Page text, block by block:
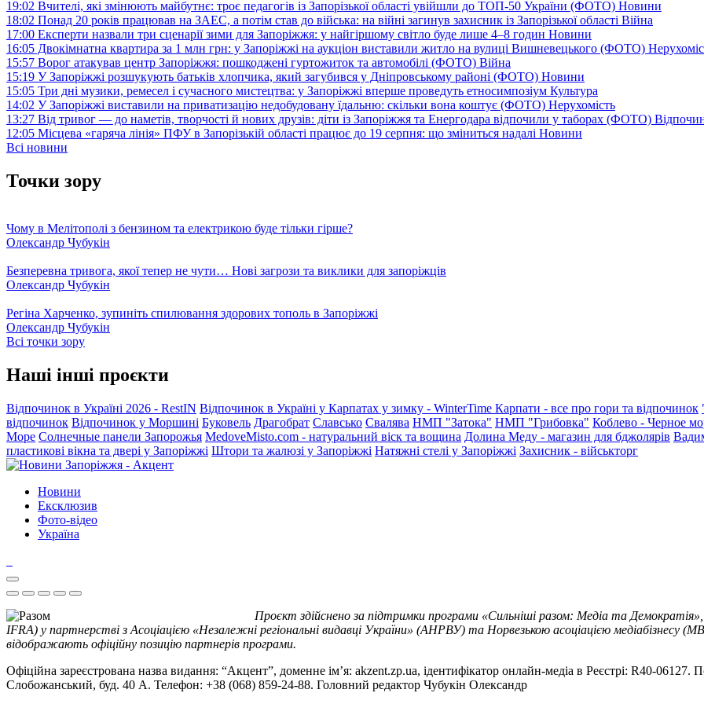
19:02 Вчителі, які змінюють майбутнє: троє педагогів із Запорізької області увійшли до ТОП-50 України (ФОТО) Новини
18:02 Понад 20 років працював на ЗАЕС, а потім став до війська: на війні загинув захисник із Запорізької області Війна
17:00 Експерти назвали три сценарії зими для Запоріжжя: у найгіршому світло буде лише 4–8 годин Новини
16:05 Двокімнатна квартира за 1 млн грн: у Запоріжжі на аукціон виставили житло на вулиці Вишневецького (ФОТО)
15:57 Ворог атакував центр Запоріжжя: пошкоджені гуртожиток та автомобілі (ФОТО) Війна
15:19 У Запоріжжі розшукують батьків хлопчика, який загубився у Дніпровському районі (ФОТО) Новини
15:05 Три дні музики, ремесел і сучасного мистецтва: у Запоріжжі вперше проведуть етносимпозіум Культура
14:02 У Запоріжжі виставили на приватизацію недобудовану їдальню: скільки вона коштує (ФОТО) Нерухомість
13:27 Від тривог — до наметів, творчості й нових друзів: діти із Запоріжжя та Енергодара відпочили у таборах (ФОТО)
12:05 Місцева «гаряча лінія» ПФУ в Запорізькій області працює до 19 серпня: що зміниться надалі Новини
Всі новини
Точки зору
Чому в Мелітополі з бензином та електрикою буде тільки гірше?
Олександр Чубукін
Безперевна тривога, якої тепер не чути… Нові загрози та виклики для запоріжців
Олександр Чубукін
Регіна Харченко, зупиніть спилювання здорових тополь в Запоріжжі
Олександр Чубукін
Всі точки зору
Наші інші проєкти
Відпочинок в Україні 2026 - RestIN Відпочинок в Україні у Карпатах у зимку - WinterTime Карпати - все про гори та відпочинок
відпочинок Відпочинок у Моршині Буковель Драгобрат Славсько Свалява НМП "Затока" НМП "Грибовка" Коблево - Черное
Море Солнечные панели Запорожья MedoveMisto.com - натуральний віск та вощина Долина Меду - магазин для бджолярів
пластикові вікна та двері у Запоріжжі Штори та жалюзі у Запоріжжі Натяжні стелі у Запоріжжі Захисник - військторг
Новини
Ексклюзив
Фото-відео
Україна
Проєкт здійснено за підтримки програми «Сильніші разом: Медіа та
IFRA) у партнерстві з Асоціацією «Незалежні регіональні видавці України» (АНРВУ) та Норвезькою асоціацією медіабізнесу
відображають офіційну позицію партнерів програми.
Офіційна зареєстрована назва видання: “Акцент”, доменне ім’я: akzent.zp.ua, ідентифікатор онлайн-медіа в Реєстрі: R40-
Слобожанський, буд. 40 А. Телефон: +38 (068) 859-24-88. Головний редактор Чубукін Олександр